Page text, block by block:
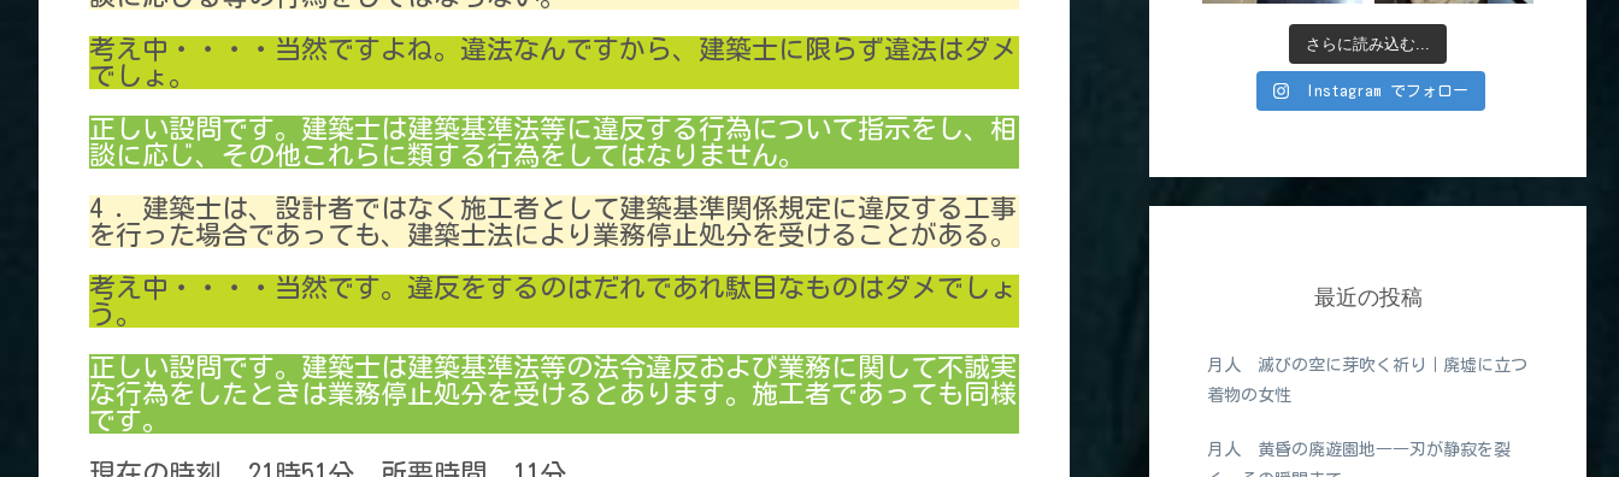
考え中・・・・当然ですよね。違法なんですから、建築士に限らず違法はダメ
でしょ。
正しい設問です。建築士は建築基準法等に違反する行為について指示をし、相
談に応じ、その他これらに類する行為をしてはなりません。
4 ．建築士は、設計者ではなく施工者として建築基準関係規定に違反する工事
を行った場合であっても、建築士法により業務停止処分を受けることがある。
考え中・・・・当然です。違反をするのはだれであれ駄目なものはダメでしょ
う。
正しい設問です。建築士は建築基準法等の法令違反および業務に関して不誠実
な行為をしたときは業務停止処分を受けるとあります。施工者であっても同様
です。
さらに読み込む...
Instagram でフォロー
最近の投稿
月人 滅びの空に芽吹く祈り｜廃墟に立つ
着物の女性
月人 黄昏の廃遊園地――刃が静寂を裂